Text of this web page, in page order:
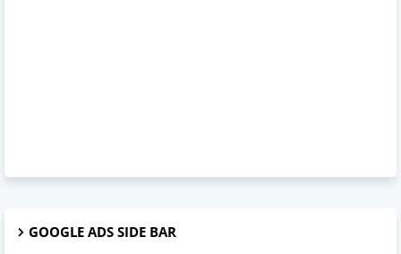
GOOGLE ADS SIDE BAR